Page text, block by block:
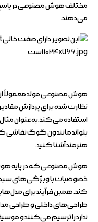
مختلف هوش مصنوعی در پاسخ
می‌دهند.
هوش مصنوعی مولد معمولاً از
نظارت شده برای پردازش
استفاده می‌کند. به عنوان
بتواند مانند ون گوگ نقاشی
هنرمند آشنا کنید.
هوش مصنوعی که در پایه هوش
خصوصیات یا ویژگی‌های سبک
کند. همین فرآیند برای
طراحی‌های داخلی و طراحی مد
ندارد را ترسیم می‌کنند و